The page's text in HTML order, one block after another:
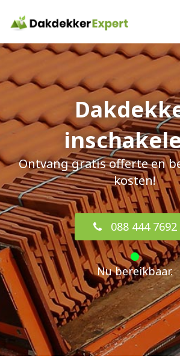
Ontvang gratis offerte en
kosten!
088 444 7692
Nu bereikbaar.